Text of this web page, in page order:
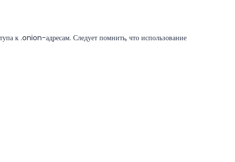
к .onion-адресам. Следует помнить, что использование